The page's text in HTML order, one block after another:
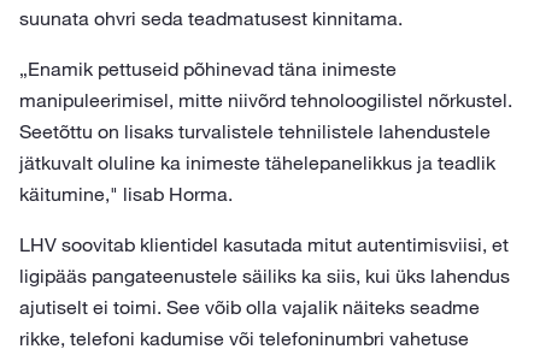
suunata ohvri seda teadmatusest kinnitama.
„Enamik pettuseid põhinevad täna inimeste
manipuleerimisel, mitte niivõrd tehnoloogilistel nõrkustel.
Seetõttu on lisaks turvalistele tehnilistele lahendustele
jätkuvalt oluline ka inimeste tähelepanelikkus ja teadlik
käitumine," lisab Horma.
LHV soovitab klientidel kasutada mitut autentimisviisi, et
ligipääs pangateenustele säiliks ka siis, kui üks lahendus
ajutiselt ei toimi. See võib olla vajalik näiteks seadme
rikke, telefoni kadumise või telefoninumbri vahetuse